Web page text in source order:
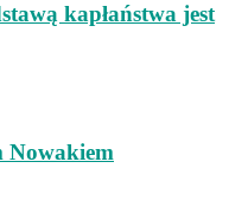
kapłaństwa jest
Nowakiem